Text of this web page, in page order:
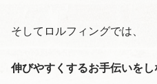
そしてロルフィングでは、
伸びやすくするお手伝いをし